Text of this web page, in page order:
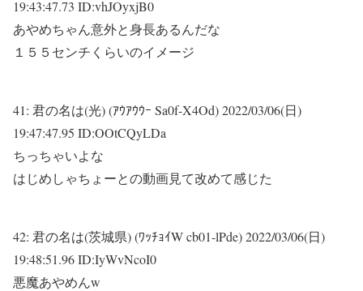
19:43:47.73 ID:vhJOyxjB0
あやめちゃん意外と身長あるんだな
１５５センチくらいのイメージ
41: 君の名は(光) (ｱｳｱｳｳｰ Sa0f-X4Od)2022/03/06(日)
19:47:47.95 ID:OOtCQyLDa
ちっちゃいよな
はじめしゃちょーとの動画見て改めて感じた
42: 君の名は(茨城県) (ﾜｯﾁｮｲW cb01-lPde)2022/03/06(日)
19:48:51.96 ID:IyWvNcoI0
悪魔あやめんw